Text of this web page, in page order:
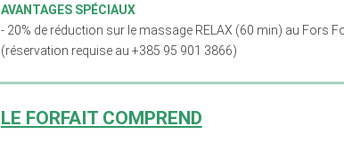
AVANTAGES SPÉCIAUX
- 20% de réduction sur le massage RELAX (60 min) au Fors
(réservation requise au +385 95 901 3866)
LE FORFAIT COMPREND